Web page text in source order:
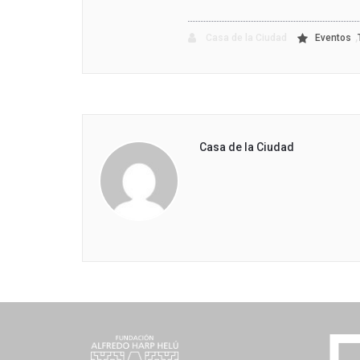
Eventos
Casa de la Ciudad